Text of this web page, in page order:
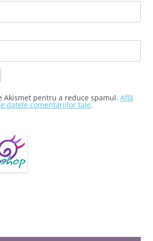
Akismet pentru a reduce spamul. Află
datele comentariilor tale.